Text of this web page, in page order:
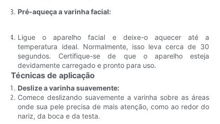
Pré-aqueça a varinha facial:
Ligue o aparelho facial e deixe-o aquecer até a
temperatura ideal. Normalmente, isso leva cerca de 30
segundos. Certifique-se de que o aparelho esteja
devidamente carregado e pronto para uso.
Técnicas de aplicação
Deslize a varinha suavemente:
Comece deslizando suavemente a varinha sobre as áreas
onde sua pele precisa de mais atenção, como ao redor do
nariz, da boca e da testa.